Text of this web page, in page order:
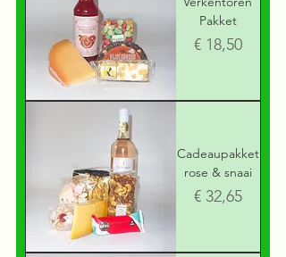
Pakket
Prijs
€ 18,50
Cadeaupakket
rose & snaai
Prijs
€ 32,65